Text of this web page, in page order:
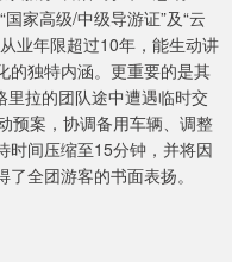
家高级/中级导游证”及“云
业年限超过10年，能生动讲
的独特内涵。更重要的是其
拉的团队途中遭遇临时交
预案，协调备用车辆、调整
时间压缩至15分钟，并将因
全团游客的书面表扬。